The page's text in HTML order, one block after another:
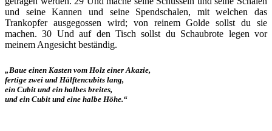
und seine Kannen und seine Spendschalen, mit welchen das
Trankopfer ausgegossen wird; von reinem Golde sollst du sie
machen. 30 Und auf den Tisch sollst du Schaubrote legen vor
meinem Angesicht beständig.
„Baue einen Kasten vom Holz einer Akazie,
fertige zwei und Hälftencubits lang,
ein Cubit und ein halbes breites,
und ein Cubit und eine halbe Höhe.“